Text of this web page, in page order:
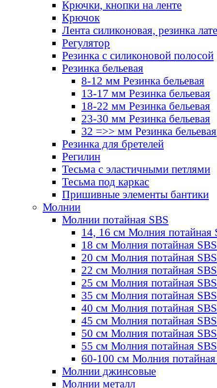
Крючки, кнопки на ленте
Крючок
Лента силиконовая, резинка
Регулятор
Резинка с силиконовой полосой
Резинка бельевая
8-12 мм Резинка бельевая
13-17 мм Резинка бельевая
18-22 мм Резинка бельевая
23-30 мм Резинка бельевая
32 =>> мм Резинка бельевая
Резинка для бретелей
Регилин
Тесьма с эластичными петлями
Тесьма под каркас
Пришивные элементы бантики
Молнии
Молнии потайная SBS
14, 16 см Молния потайная
18 см Молния потайная SBS
20 см Молния потайная SBS
22 см Молния потайная SBS
25 см Молния потайная SBS
35 см Молния потайная SBS
40 см Молния потайная SBS
45 см Молния потайная SBS
50 см Молния потайная SBS
55 см Молния потайная SBS
60-100 см Молния
Молнии джинсовые
Молнии металл